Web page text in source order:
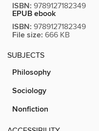
ISBN: 9789127182349
EPUB ebook
ISBN: 9789127182349
File size: 666 KB
SUBJECTS
Philosophy
Sociology
Nonfiction